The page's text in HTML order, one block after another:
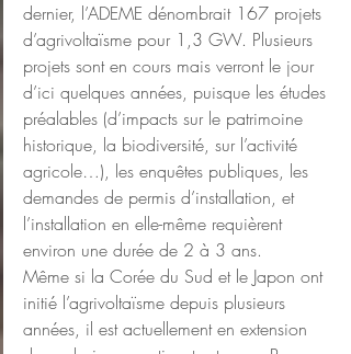
dernier, l’ADEME dénombrait 167 projets
d’agrivoltaïsme pour 1,3 GW. Plusieurs
projets sont en cours mais verront le jour
d’ici quelques années, puisque les études
préalables (d’impacts sur le patrimoine
historique, la biodiversité, sur l’activité
agricole…), les enquêtes publiques, les
demandes de permis d’installation, et
l’installation en elle-même requièrent
environ une durée de 2 à 3 ans.
Même si la Corée du Sud et le Japon ont
initié l’agrivoltaïsme depuis plusieurs
années, il est actuellement en extension